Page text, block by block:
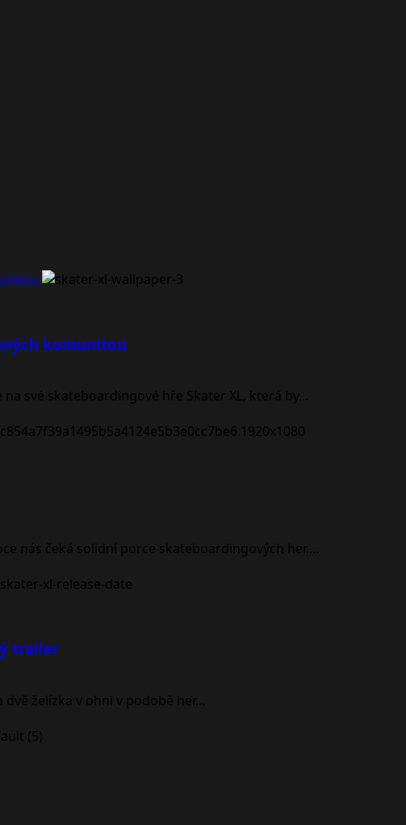
komunitou
své skateboardingové hře Skater XL, která by...
nás čeká solidní porce skateboardingových her....
trailer
želízka v ohni v podobě her...